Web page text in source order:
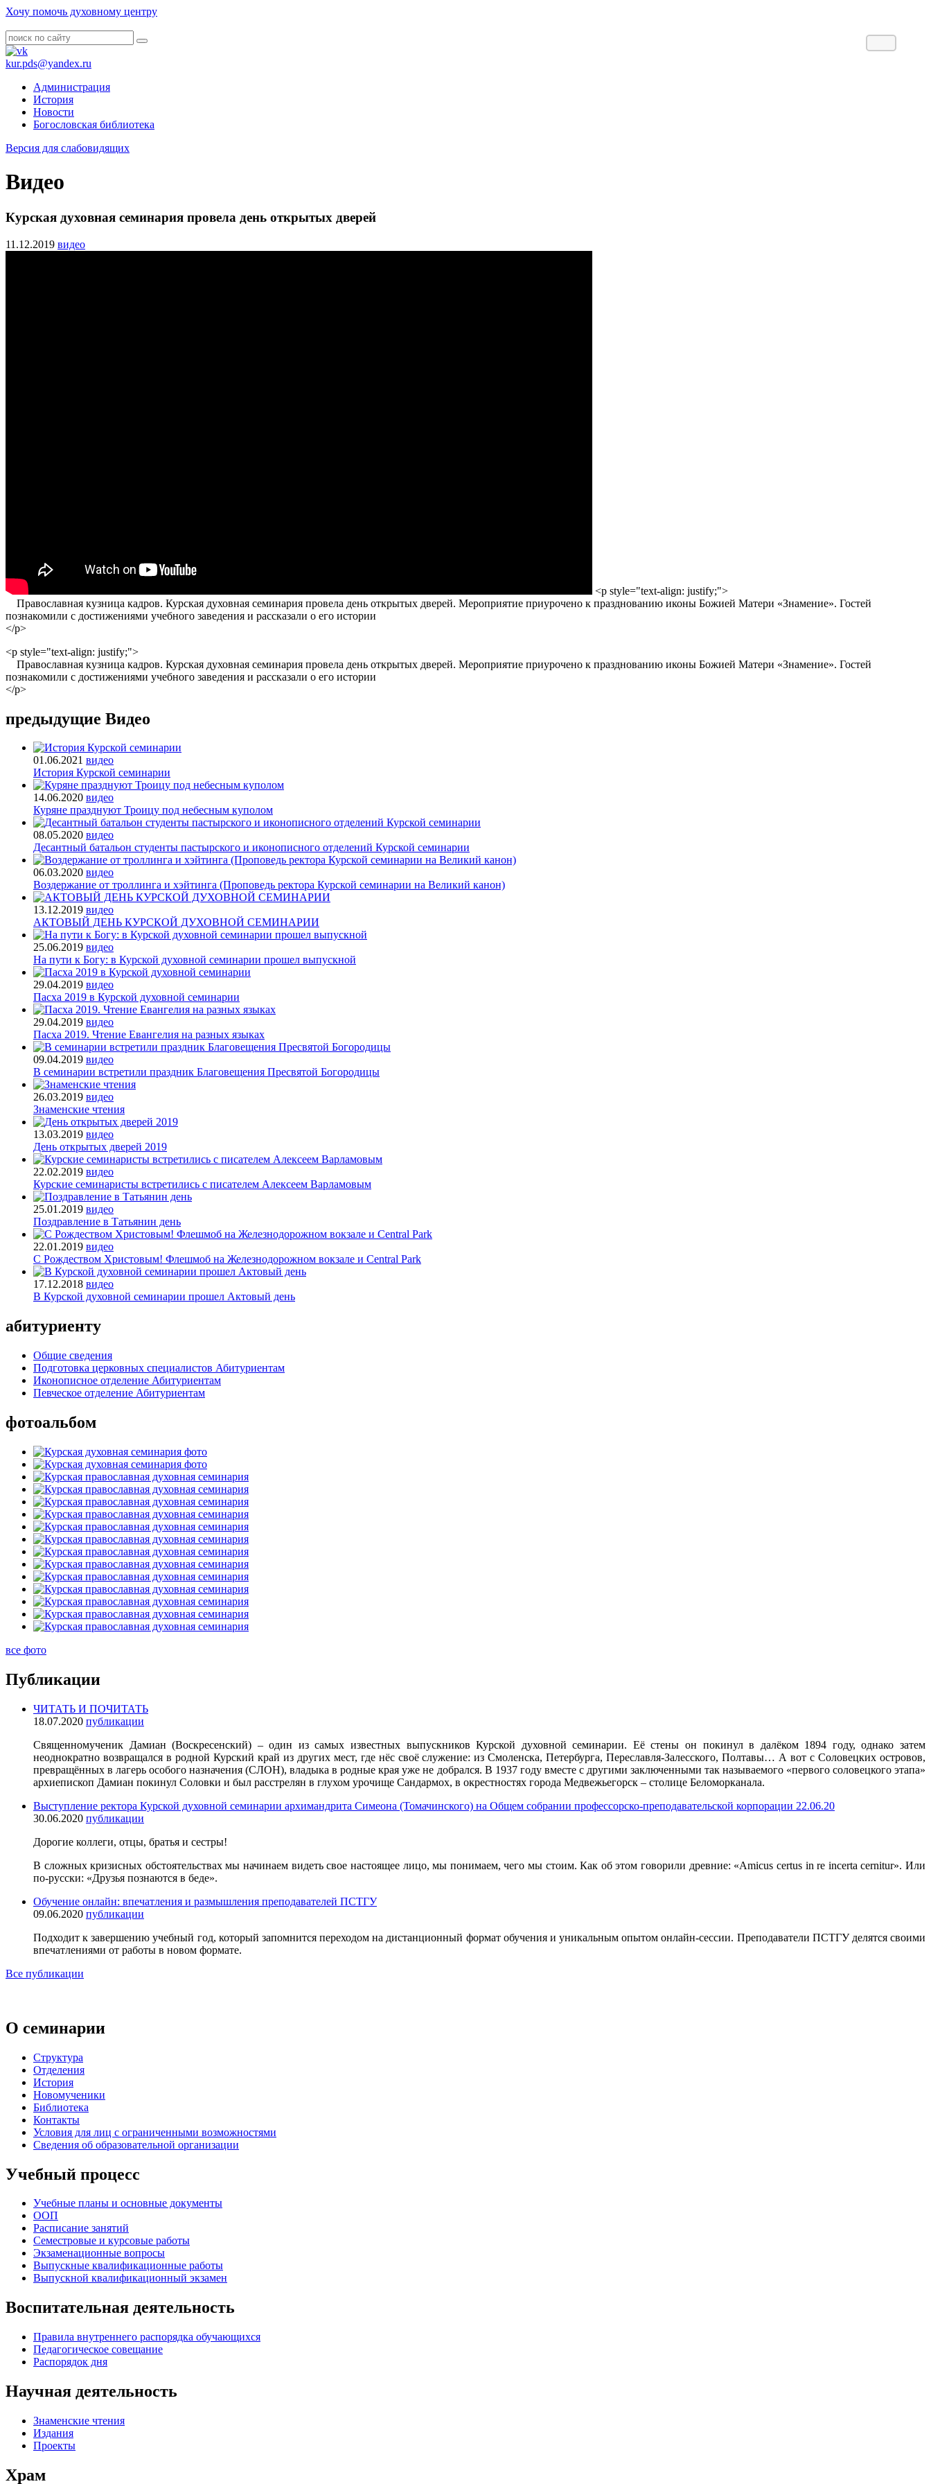
Хочу помочь духовному центру
kur.pds@yandex.ru
Администрация
История
Новости
Богословская библиотека
Версия для слабовидящих
Видео
Курская духовная семинария провела день открытых дверей
11.12.2019 видео
<p style="text-align: justify;">
Православная кузница кадров. Курская духовная семинария провела день открытых дверей. Мероприятие приурочено к празднованию иконы Божией Матери «Знамение». Гостей
познакомили с достижениями учебного заведения и рассказали о его истории
</p>
<p style="text-align: justify;">
Православная кузница кадров. Курская духовная семинария провела день открытых дверей. Мероприятие приурочено к празднованию иконы Божией Матери «Знамение». Гостей
познакомили с достижениями учебного заведения и рассказали о его истории
</p>
предыдущие Видео
01.06.2021 видео
История Курской семинарии
14.06.2020 видео
Куряне празднуют Троицу под небесным куполом
08.05.2020 видео
Десантный батальон студенты пастырского и иконописного отделений Курской семинарии
06.03.2020 видео
Воздержание от троллинга и хэйтинга (Проповедь ректора Курской семинарии на Великий канон)
13.12.2019 видео
АКТОВЫЙ ДЕНЬ КУРСКОЙ ДУХОВНОЙ СЕМИНАРИИ
25.06.2019 видео
На пути к Богу: в Курской духовной семинарии прошел выпускной
29.04.2019 видео
Пасха 2019 в Курской духовной семинарии
29.04.2019 видео
Пасха 2019. Чтение Евангелия на разных языках
09.04.2019 видео
В семинарии встретили праздник Благовещения Пресвятой Богородицы
26.03.2019 видео
Знаменские чтения
13.03.2019 видео
День открытых дверей 2019
22.02.2019 видео
Курские семинаристы встретились с писателем Алексеем Варламовым
25.01.2019 видео
Поздравление в Татьянин день
22.01.2019 видео
С Рождеством Христовым! Флешмоб на Железнодорожном вокзале и Central Park
17.12.2018 видео
В Курской духовной семинарии прошел Актовый день
абитуриенту
Общие сведения
Подготовка церковных специалистов Абитуриентам
Иконописное отделение Абитуриентам
Певческое отделение Абитуриентам
фотоальбом
все фото
Публикации
ЧИТАТЬ И ПОЧИТАТЬ
18.07.2020 публикации
Священномученик Дамиан (Воскресенский) – один из самых известных выпускников Курской духовной семинарии. Её стены он покинул в далёком 1894 году, однако затем
неоднократно возвращался в родной Курский край из других мест, где нёс своё служение: из Смоленска, Петербурга, Переславля-Залесского, Полтавы… А вот с Соловецких островов,
превращённых в лагерь особого назначения (СЛОН), владыка в родные края уже не добрался. В 1937 году вместе с другими заключенными так называемого «первого соловецкого этапа»
архиепископ Дамиан покинул Соловки и был расстрелян в глухом урочище Сандармох, в окрестностях города Медвежьегорск – столице Беломорканала.
Выступление ректора Курской духовной семинарии архимандрита Симеона (Томачинского) на Общем собрании профессорско-преподавательской корпорации 22.06.20
30.06.2020 публикации
Дорогие коллеги, отцы, братья и сестры!
В сложных кризисных обстоятельствах мы начинаем видеть свое настоящее лицо, мы понимаем, чего мы стоим. Как об этом говорили древние: «Amicus certus in re incerta cernitur». Или
по-русски: «Друзья познаются в беде».
Обучение онлайн: впечатления и размышления преподавателей ПСТГУ
09.06.2020 публикации
Подходит к завершению учебный год, который запомнится переходом на дистанционный формат обучения и уникальным опытом онлайн-сессии. Преподаватели ПСТГУ делятся своими
впечатлениями от работы в новом формате.
Все публикации
О семинарии
Структура
Отделения
История
Новомученики
Библиотека
Контакты
Условия для лиц с ограниченными возможностями
Сведения об образовательной организации
Учебный процесс
Учебные планы и основные документы
ООП
Расписание занятий
Семестровые и курсовые работы
Экзаменационные вопросы
Выпускные квалификационные работы
Выпускной квалификационный экзамен
Воспитательная деятельность
Правила внутреннего распорядка обучающихся
Педагогическое совещание
Распорядок дня
Научная деятельность
Знаменские чтения
Издания
Проекты
Храм